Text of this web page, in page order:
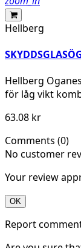
Hellberg
Hellberg
för låg vikt
63.08 kr
Comments (0)
No customer
Your review
OK
Report